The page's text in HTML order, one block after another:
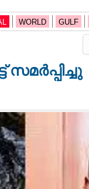
WORLD GULF
സമർപ്പിച്ചു